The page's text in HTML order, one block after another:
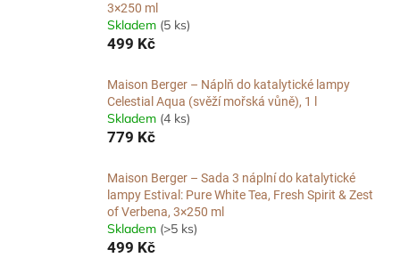
3×250 ml
Skladem (5 ks)
499 Kč
Maison Berger – Náplň do katalytické lampy
Celestial Aqua (svěží mořská vůně), 1 l
Skladem (4 ks)
779 Kč
Maison Berger – Sada 3 náplní do katalytické
lampy Estival: Pure White Tea, Fresh Spirit & Zest
of Verbena, 3×250 ml
Skladem (>5 ks)
499 Kč